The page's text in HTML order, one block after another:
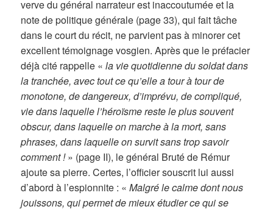
verve du général narrateur est inaccoutumée et la
note de politique générale (page 33), qui fait tâche
dans le court du récit, ne parvient pas à minorer cet
excellent témoignage vosgien. Après que le préfacier
déjà cité rappelle «la vie quotidienne du soldat dans
la tranchée, avec tout ce qu’elle a tour à tour de
monotone, de dangereux, d’imprévu, de compliqué,
vie dans laquelle l’héroïsme reste le plus souvent
obscur, dans laquelle on marche à la mort, sans
phrases, dans laquelle on survit sans trop savoir
comment !» (page II), le général Bruté de Rémur
ajoute sa pierre. Certes, l’officier souscrit lui aussi
d’abord à l’espionnite : «Malgré le calme dont nous
jouissons, qui permet de mieux étudier ce qui se